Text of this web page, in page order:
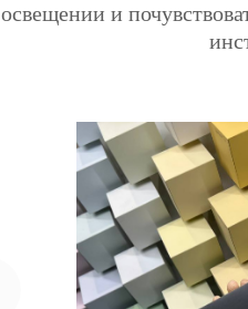
освещении и